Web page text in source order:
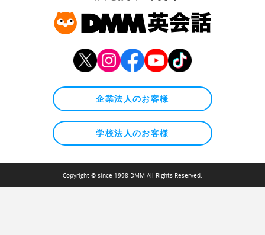
企業法人のお客様
学校法人のお客様
Copyright © since 1998 DMM All Rights Reserved.